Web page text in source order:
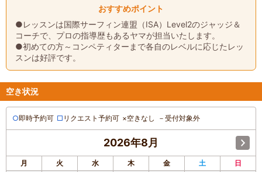
おすすめポイント
●レッスンは国際サーフィン連盟（ISA）Level2のジャッジ＆
コーチで、プロの指導歴もあるヤマが担当いたします。
●初めての方～コンペティターまで各自のレベルに応じたレッ
スンは好評です。
空き状況
○即時予約可 □ リクエスト予約可 ×空きなし － 受付対象外
2026年8月
月 火 水 木 金 土
日